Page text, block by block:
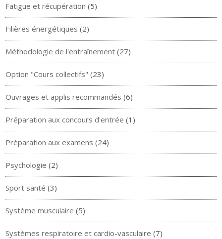
Fatigue et récupération (5)
Filières énergétiques (2)
Méthodologie de l'entraînement (27)
Option "Cours collectifs" (23)
Ouvrages et applis recommandés (6)
Préparation aux concours d'entrée (1)
Préparation aux examens (24)
Psychologie (2)
Sport santé (3)
Système musculaire (5)
Systèmes respiratoire et cardio-vasculaire (7)